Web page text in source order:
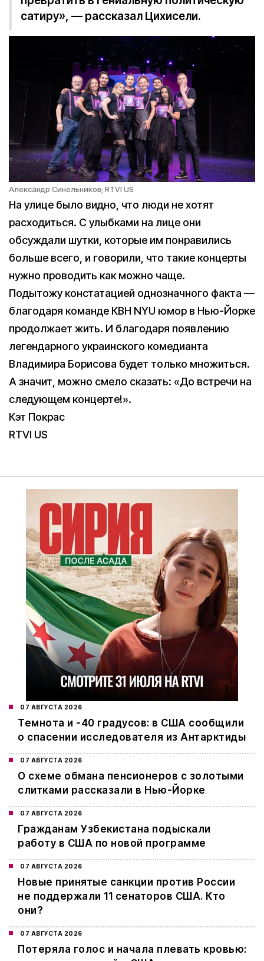
сатиру», — рассказал Цихисели.
Александр Синельников; RTVI US
На улице было видно, что люди не хотят
расходиться. С улыбками на лице они
обсуждали шутки, которые им понравились
больше всего, и говорили, что такие концерты
нужно проводить как можно чаще.
Подытожу констатацией однозначного факта —
благодаря команде КВН NYU юмор в Нью-Йорке
продолжает жить. И благодаря появлению
легендарного украинского комедианта
Владимира Борисова будет только множиться.
А значит, можно смело сказать: «До встречи на
следующем концерте!».
Кэт Покрас
RTVI US
07 АВГУСТА 2026
Темнота и -40 градусов: в США сообщили
о спасении исследователя из Антарктиды
07 АВГУСТА 2026
О схеме обмана пенсионеров с золотыми
слитками рассказали в Нью-Йорке
07 АВГУСТА 2026
Гражданам Узбекистана подыскали
работу в США по новой программе
07 АВГУСТА 2026
Новые принятые санкции против России
не поддержали 11 сенаторов США. Кто
они?
07 АВГУСТА 2026
Потеряла голос и начала плевать кровью: